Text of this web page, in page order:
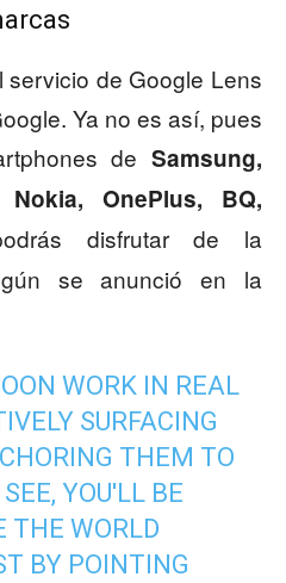
de Google Lens
Ya no es así, pues
de Samsung,
Nokia, OnePlus, BQ,
disfrutar de la
se anunció en la
WORK IN REAL
SURFACING
THEM TO
YOU'LL BE
THE WORLD
BY POINTING